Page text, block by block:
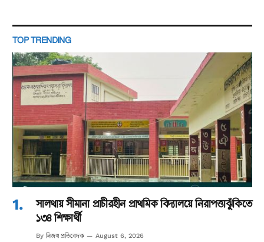
TOP TRENDING
সালথায় সীমানা প্রাচীরহীন প্রাথমিক বিদ্যালয়ে নিরাপত্তাঝুঁকিতে
১৩৪ শিক্ষার্থী
By নিজস্ব প্রতিবেদক August 6, 2026